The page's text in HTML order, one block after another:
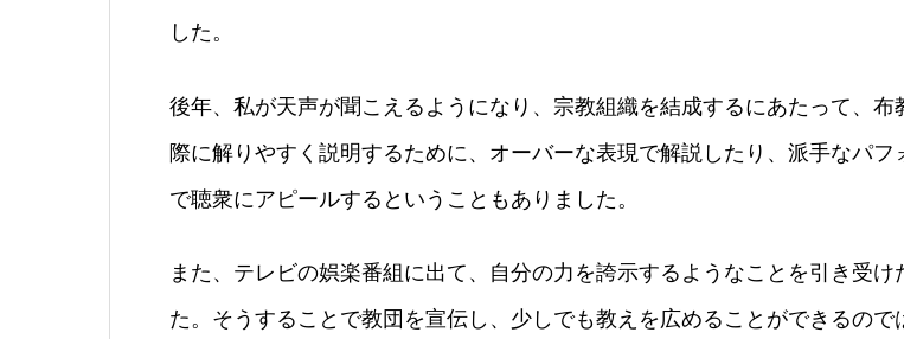
した。
後年、私が天声が聞こえるようになり、宗教組織を結成するにあたって、布
際に解りやすく説明するために、オーバーな表現で解説したり、派手なパフ
で聴衆にアピールするということもありました。
また、テレビの娯楽番組に出て、自分の力を誇示するようなことを引き受け
た。そうすることで教団を宣伝し、少しでも教えを広めることができるので